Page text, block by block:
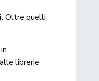
. Oltre quelli
librerie